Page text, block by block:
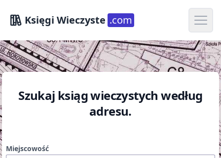
Księgi Wieczyste .com Open
Szukaj ksiąg wieczystych według
adresu.
Miejscowość